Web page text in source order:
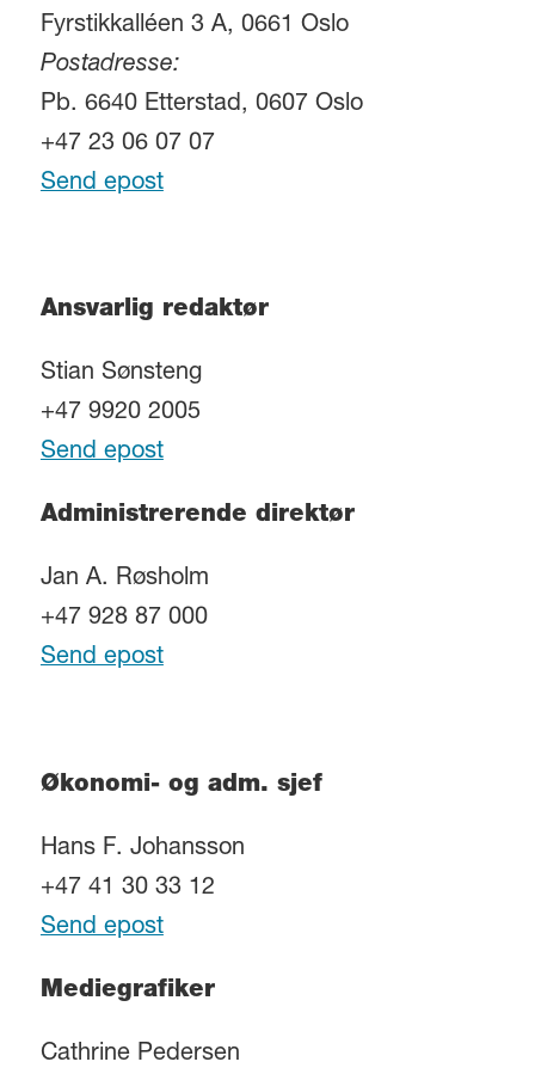
Fyrstikkalléen 3 A, 0661 Oslo
Postadresse:
Pb. 6640 Etterstad, 0607 Oslo
+47 23 06 07 07
Send epost
Ansvarlig redaktør
Stian Sønsteng
+47 9920 2005
Send epost
Administrerende direktør
Jan A. Røsholm
+47 928 87 000
Send epost
Økonomi- og adm. sjef
Hans F. Johansson
+47 41 30 33 12
Send epost
Mediegrafiker
Cathrine Pedersen